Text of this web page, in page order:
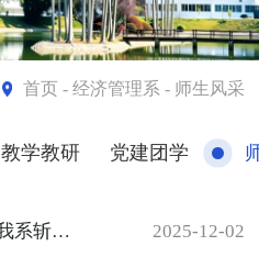
首页- 经济管理系 - 师生风采
教学教研 党建团学
燃动赛场，经管逐光 —— 我系斩获校运会团体操一等奖与体育道德风尚奖 2025-12-02